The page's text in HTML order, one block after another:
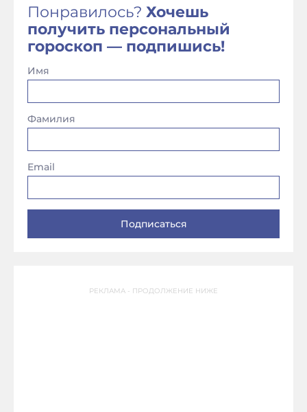
Понравилось? Хочешь
получить персональный
гороскоп — подпишись!
Имя
Фамилия
Email
РЕКЛАМА - ПРОДОЛЖЕНИЕ НИЖЕ